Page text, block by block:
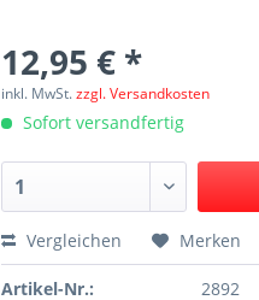
12,95 € *
inkl. MwSt.zzgl. Versandkosten
Sofort versandfertig
Vergleichen Merken
Artikel-Nr.: 2892